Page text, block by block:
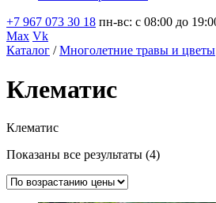
+7 967 073 30 18 пн-вс: с 08:00 до
Max Vk
Каталог /Многолетние травы и цветы
Клематис
Клематис
Показаны все результаты (4)Цены: